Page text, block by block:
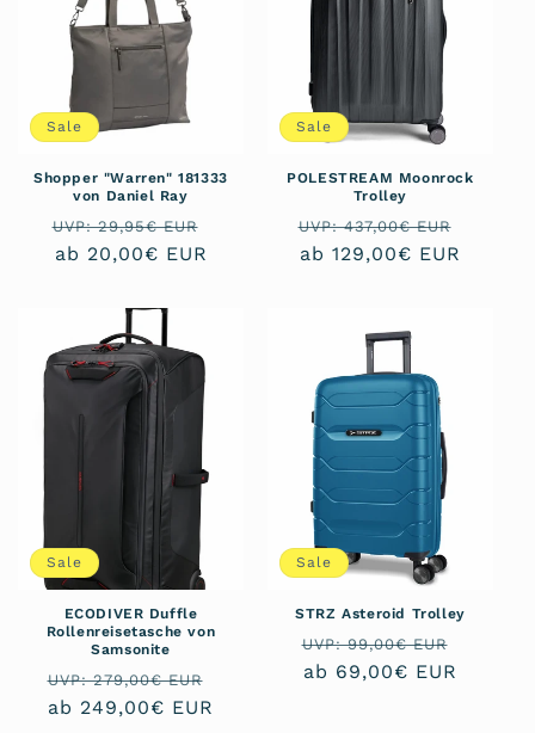
Sale
Shopper "Warren" 181333
von Daniel Ray
Normaler
Preis
UVP: 29,95€ EUR
Verkaufspreis
ab 20,00€ EUR
Sale
POLESTREAM Moonrock
Trolley
Normaler
Preis
UVP: 437,00€ EUR
ab 129,00€ EUR
Sale
ECODIVER Duffle
Rollenreisetasche von
Samsonite
Normaler
Preis
UVP: 279,00€ EUR
Verkaufspreis
ab 249,00€ EUR
Sale
STRZ Asteroid Trolley
Normaler
Preis
UVP: 99,00€ EUR
ab 69,00€ EUR